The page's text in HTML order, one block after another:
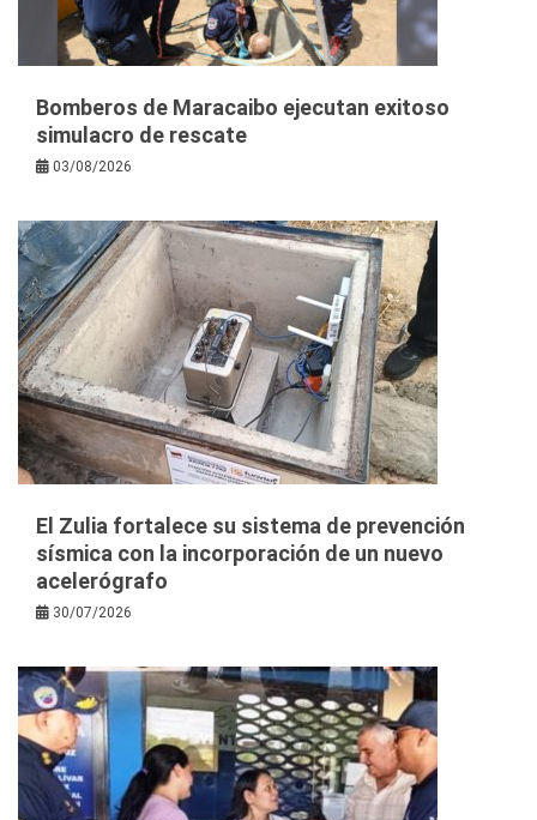
Bomberos de Maracaibo ejecutan exitoso
simulacro de rescate
03/08/2026
El Zulia fortalece su sistema de prevención
sísmica con la incorporación de un nuevo
acelerógrafo
30/07/2026